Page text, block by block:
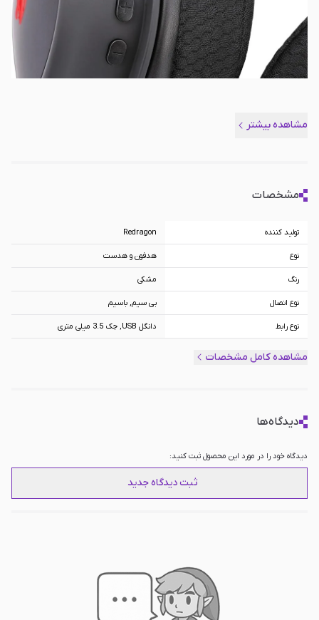
مشاهده بیشتر
مشخصات
تولید کننده Redragon
نوع هدفون و هدست
رنگ مشکی
نوع اتصال بی سیم, باسیم
نوع رابط دانگل USB, جک 3.5 میلی متری
حساسیت
RGB
PC, Playstation 4, XBOX, Nintendo
Switch, Mobile
مشاهده کامل مشخصات
دیدگاه‌ها
دیدگاه خود را در مورد این محصول ثبت کنید:
ثبت دیدگاه جدید